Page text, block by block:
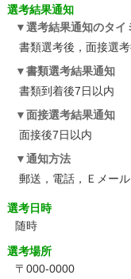
選考結果通知
選考結果通知のタイ
書類選考後，面接選
書類選考結果通知
書類到着後7日以内
面接選考結果通知
面接後7日以内
通知方法
郵送，電話，Ｅメール
選考日時
随時
選考場所
〒000-0000